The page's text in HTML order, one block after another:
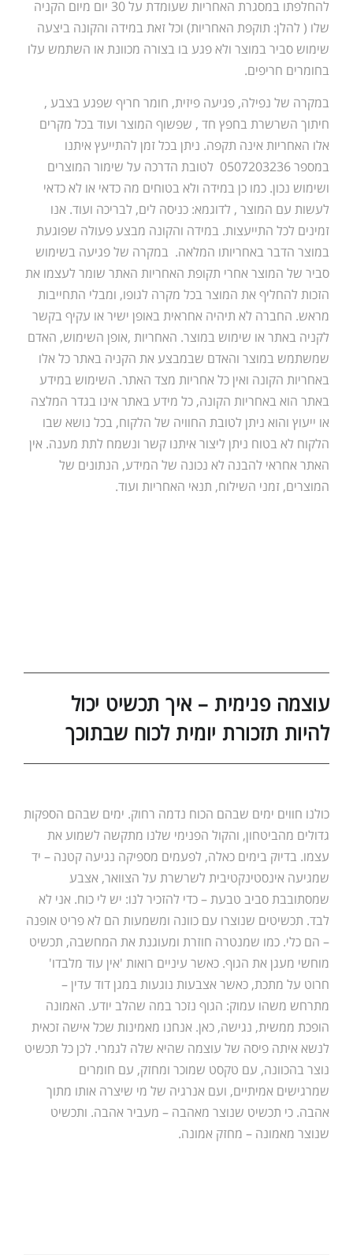
להחלפתו במסגרת האחריות שעומדת על 30 יום מיום הקניה
שלו ( להלן: תוקפת האחריות) וכל זאת במידה והקונה ביצעה
שימוש סביר במוצר ולא פגע בו בצורה מכוונת או השתמש עלו
בחומרים חריפים.
במקרה של נפילה, פגיעה פיזית, חומר חריף שפגע בצבע ,
חיתוך השרשרת בחפץ חד , שפשוף המוצר ועוד בכל מקרים
אלו האחריות אינה תקפה. ניתן בכל זמן להתייעץ איתנו
במספר 0507203236 לטובת הדרכה על שימור המוצרים
ושימוש נכון. כמו כן במידה ולא בטוחים מה כדאי או לא כדאי
לעשות עם המוצר , לדוגמא: כניסה לים, לבריכה ועוד. אנו
זמינים לכל התייעצות. במידה והקונה מבצע פעולה שפוגעת
במוצר הדבר באחריותו המלאה. במקרה של פגיעה בשימוש
סביר של המוצר אחרי תקופת האחריות האתר שומר לעצמו את
הזכות להחליף את המוצר בכל מקרה לגופו, ומבלי התחייבות
מראש. החברה לא תיהיה אחראית באופן ישיר או עקיף בקשר
לקניה באתר או שימוש במוצר. האחריות ,אופן השימוש, האדם
שמשתמש במוצר והאדם שבמבצע את הקניה באתר כל אלו
באחריות הקונה ואין כל אחריות מצד האתר. השימוש במידע
באתר הוא באחריות הקונה, כל מידע באתר אינו בגדר המלצה
או ייעוץ והוא ניתן לטובת החוויה של הלקוח, בכל נושא שבו
הלקוח לא בטוח ניתן ליצור איתנו קשר ונשמח לתת מענה. אין
האתר אחראי להבנה לא נכונה של המידע, הנתונים של
המוצרים, זמני השילוח, תנאי האחריות ועוד.
עוצמה פנימית – איך תכשיט יכול
להיות תזכורת יומית לכוח שבתוכך
כולנו חווים ימים שבהם הכוח נדמה רחוק. ימים שבהם הספקות
גדולים מהביטחון, והקול הפנימי שלנו מתקשה לשמוע את
עצמו. בדיוק בימים כאלה, לפעמים מספיקה נגיעה קטנה – יד
שמגיעה אינסטינקטיבית לשרשרת על הצוואר, אצבע
שמסתובבת סביב טבעת – כדי להזכיר לנו: יש לי כוח. אני לא
לבד. תכשיטים שנוצרו עם כוונה ומשמעות הם לא פריט אופנה
– הם כלי. כמו שמנטרה חוזרת ומעוגנת את המחשבה, תכשיט
מוחשי מעגן את הגוף. כאשר עיניים רואות 'אין עוד מלבדו'
חרוט על מתכת, כאשר אצבעות נוגעות במגן דוד עדין –
מתרחש משהו עמוק: הגוף נזכר במה שהלב יודע. האמונה
הופכת ממשית, נגישה, כאן. אנחנו מאמינות שכל אישה זכאית
לנשא איתה פיסה של עוצמה שהיא שלה לגמרי. לכן כל תכשיט
נוצר בהכוונה, עם טקסט שמוכר ומחזק, עם חומרים
שמרגישים אמיתיים, ועם אנרגיה של מי שיצרה אותו מתוך
אהבה. כי תכשיט שנוצר מאהבה – מעביר אהבה. ותכשיט
שנוצר מאמונה – מחזק אמונה.